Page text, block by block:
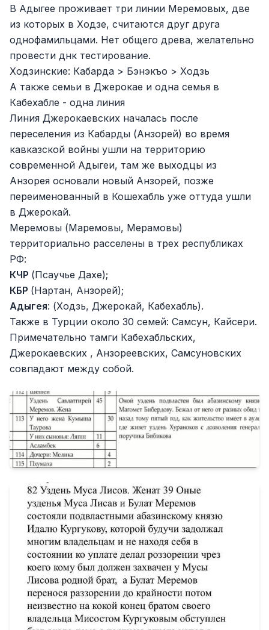
В Адыгее проживает три линии Меремовых, две
из которых в Ходзе, считаются друг друга
однофамильцами. Нет общего древа, желательно
провести днк тестирование.
Ходзинские: Кабарда > Бэнэкъо > Ходзь
А также семьи в Джерокае и одна семья в
Кабехабле - одна линия
Линия Джерокаевских началась после
переселения из Кабарды (Анзорей) во время
кавказской войны ушли на территорию
современной Адыгеи, там же выходцы из
Анзорея основали новый Анзорей, позже
переименованный в Кошехабль уже оттуда ушли
в Джерокай.
Меремовы (Маремовы, Мерамовы)
территориально расселены в трех республиках
РФ:
КЧР (Псаучье Дахе);
КБР (Нартан, Анзорей);
Адыгея: (Ходзь, Джерокай, Кабехабль).
Также в Турции около 30 семей: Самсун, Кайсери.
Примечательно тамги Кабехабльских,
Джерокаевских , Анзореевских, Самсуновских
совпадают между собой.